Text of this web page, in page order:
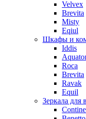
Velvex
Brevita
Misty
Eqiul
Шкафы и
Iddis
Roca
Brevita
Ravak
Equil
Зеркала для